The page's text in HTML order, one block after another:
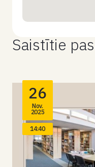
Saistītie
26
Nov.
2025
14:40